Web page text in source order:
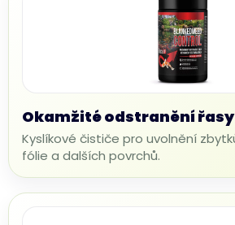
Okamžité odstranění řasy
Kyslíkové čističe pro uvolnění
fólie a dalších povrchů.